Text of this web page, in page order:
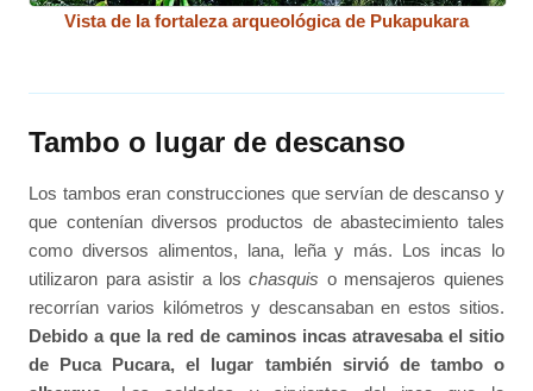
Vista de la fortaleza arqueológica de Pukapukara
Tambo o lugar de descanso
Los tambos eran construcciones que servían de descanso y
que contenían diversos productos de abastecimiento tales
como diversos alimentos, lana, leña y más. Los incas lo
utilizaron para asistir a loschasquis o mensajeros quienes
recorrían varios kilómetros y descansaban en estos sitios.
Debido a que la red de caminos incas atravesaba el sitio
de Puca Pucara, el lugar también sirvió de tambo o